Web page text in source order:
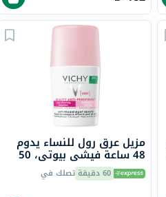
مزيل عرق رول للنساء يدوم
48 ساعة فيشي بيوتي، 50
مل 60 دقيقة تصلك في